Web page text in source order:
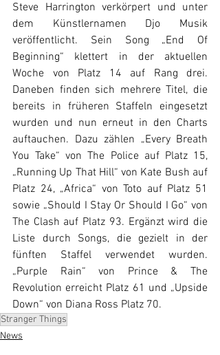
Steve Harrington verkörpert und unter
dem Künstlernamen Djo Musik
veröffentlicht. Sein Song „End Of
Beginning“ klettert in der aktuellen
Woche von Platz 14 auf Rang drei.
Daneben finden sich mehrere Titel, die
bereits in früheren Staffeln eingesetzt
wurden und nun erneut in den Charts
auftauchen. Dazu zählen „Every Breath
You Take“ von The Police auf Platz 15,
„Running Up That Hill“ von Kate Bush auf
Platz 24, „Africa“ von Toto auf Platz 51
sowie „Should I Stay Or Should I Go“ von
The Clash auf Platz 93. Ergänzt wird die
Liste durch Songs, die gezielt in der
fünften Staffel verwendet wurden.
„Purple Rain“ von Prince & The
Revolution erreicht Platz 61 und „Upside
Down“ von Diana Ross Platz 70.
Stranger Things
News